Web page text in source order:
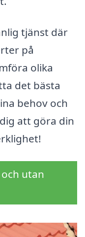
tjänst där
på
olika
det bästa
behov och
att göra din
utan